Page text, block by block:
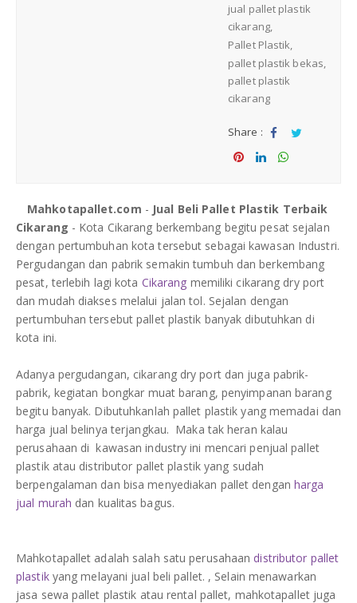
KONTAK
jual pallet plastik
cikarang
Pallet Plastik
pallet plastik bekas
pallet plastik
cikarang
Share :
Sha Tw
Mahkotapallet.com - Jual Beli Pallet Plastik Terbaik
Cikarang - Kota Cikarang berkembang begitu pesat sejalan
dengan pertumbuhan kota tersebut sebagai kawasan Industri.
Pergudangan dan pabrik semakin tumbuh dan berkembang
pesat, terlebih lagi kota Cikarang memiliki cikarang dry port
dan mudah diakses melalui jalan tol. Sejalan dengan
pertumbuhan tersebut pallet plastik banyak dibutuhkan di
kota ini.
Adanya pergudangan, cikarang dry port dan juga pabrik-
pabrik, kegiatan bongkar muat barang, penyimpanan barang
begitu banyak. Dibutuhkanlah pallet plastik yang memadai dan
harga jual belinya terjangkau. Maka tak heran kalau
perusahaan di kawasan industry ini mencari penjual pallet
plastik atau distributor pallet plastik yang sudah
berpengalaman dan bisa menyediakan pallet dengan harga
jual murah dan kualitas bagus.
Mahkotapallet adalah salah satu perusahaan distributor pallet
plastikyang melayani jual beli pallet. , Selain menawarkan
jasa sewa pallet plastik atau rental pallet, mahkotapallet juga